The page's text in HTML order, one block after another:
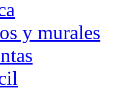
y murales